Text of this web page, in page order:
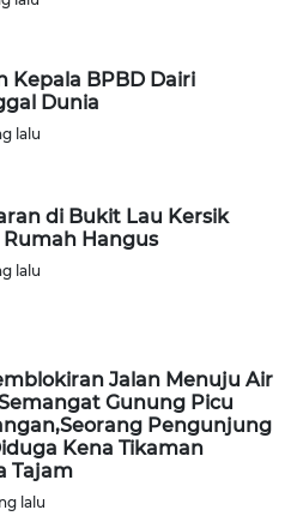
Kepala BPBD Dairi
Dunia
lalu
di Bukit Lau Kersik
Rumah Hangus
lalu
Jalan Menuju Air
Gunung Picu
Pengunjung
Kena Tikaman
Tajam
lalu